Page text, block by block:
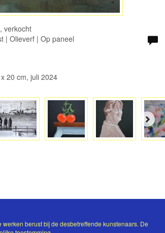
verkocht
| Olieverf | Op paneel
20 cm, juli 2024
berust bij de desbetreffende kunstenaars. De